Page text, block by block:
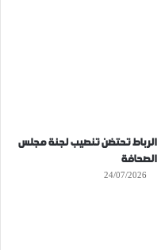
الرباط تحتضن تنصيب لجنة مجلس
الصحافة
24/07/2026